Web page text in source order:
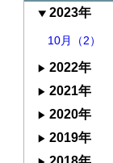
2023年
10月（2）
2022年
2021年
2020年
2019年